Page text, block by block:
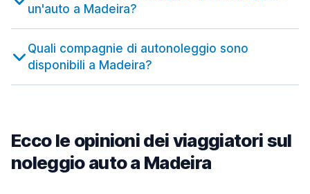
un'auto a Madeira?
Quali compagnie di autonoleggio sono
disponibili a Madeira?
Ecco le opinioni dei viaggiatori sul
noleggio auto a Madeira